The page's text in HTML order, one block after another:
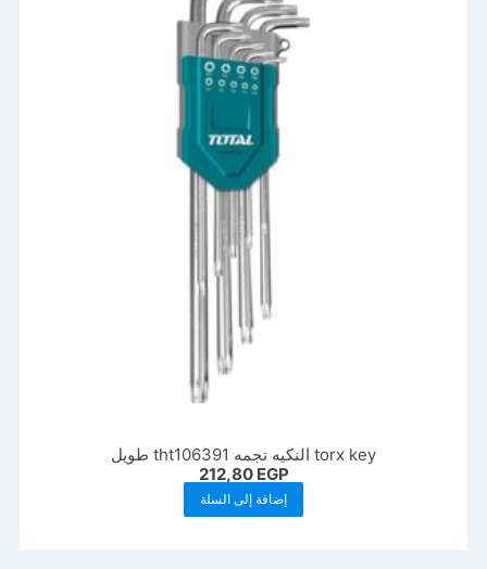
torx key النكيه نجمه tht106391 طويل
212,80 EGP
إضافة إلى السلة